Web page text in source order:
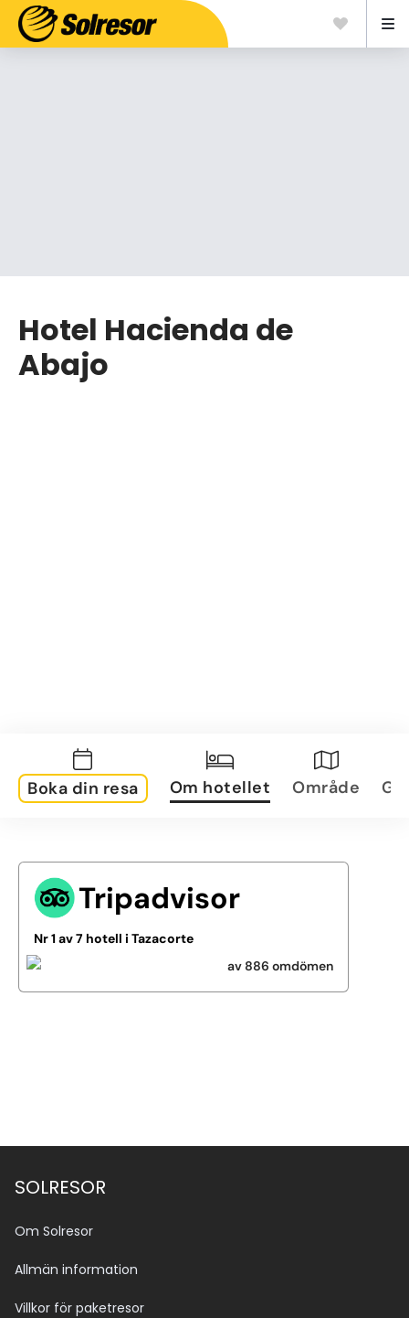
Hotel Hacienda de
Abajo
Boka din resa Om hotellet Område
Tripadvisor
Nr 1 av 7 hotell i Tazacorte
av 886 omdömen
SOLRESOR
Om Solresor
Allmän information
Villkor för paketresor